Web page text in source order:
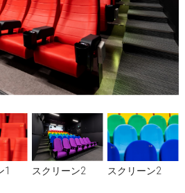
1 スクリーン2 スクリーン2